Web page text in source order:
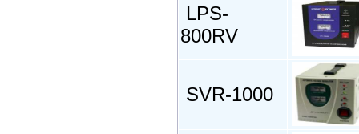
LPS-
800RV
SVR-1000